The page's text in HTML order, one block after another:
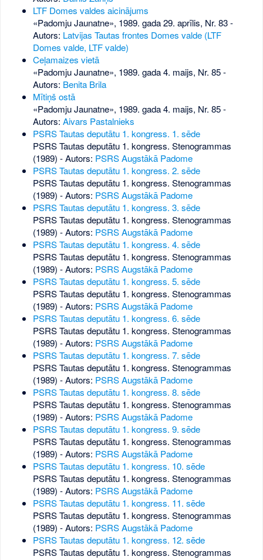
LTF Domes valdes aicinājums
«Padomju Jaunatne», 1989. gada 29. aprīlis, Nr. 83-
Autors: Latvijas Tautas frontes Domes valde (LTF
Domes valde, LTF valde)
Ceļamaizes vietā
«Padomju Jaunatne», 1989. gada 4. maijs, Nr. 85-
Autors: Benita Brila
Mītiņš ostā
«Padomju Jaunatne», 1989. gada 4. maijs, Nr. 85-
Autors: Aivars Pastalnieks
PSRS Tautas deputātu 1. kongress. 1. sēde
PSRS Tautas deputātu 1. kongress. Stenogrammas
(1989) - Autors: PSRS Augstākā Padome
PSRS Tautas deputātu 1. kongress. 2. sēde
PSRS Tautas deputātu 1. kongress. Stenogrammas
(1989) - Autors: PSRS Augstākā Padome
PSRS Tautas deputātu 1. kongress. 3. sēde
PSRS Tautas deputātu 1. kongress. Stenogrammas
(1989) - Autors: PSRS Augstākā Padome
PSRS Tautas deputātu 1. kongress. 4. sēde
PSRS Tautas deputātu 1. kongress. Stenogrammas
(1989) - Autors: PSRS Augstākā Padome
PSRS Tautas deputātu 1. kongress. 5. sēde
PSRS Tautas deputātu 1. kongress. Stenogrammas
(1989) - Autors: PSRS Augstākā Padome
PSRS Tautas deputātu 1. kongress. 6. sēde
PSRS Tautas deputātu 1. kongress. Stenogrammas
(1989) - Autors: PSRS Augstākā Padome
PSRS Tautas deputātu 1. kongress. 7. sēde
PSRS Tautas deputātu 1. kongress. Stenogrammas
(1989) - Autors: PSRS Augstākā Padome
PSRS Tautas deputātu 1. kongress. 8. sēde
PSRS Tautas deputātu 1. kongress. Stenogrammas
(1989) - Autors: PSRS Augstākā Padome
PSRS Tautas deputātu 1. kongress. 9. sēde
PSRS Tautas deputātu 1. kongress. Stenogrammas
(1989) - Autors: PSRS Augstākā Padome
PSRS Tautas deputātu 1. kongress. 10. sēde
PSRS Tautas deputātu 1. kongress. Stenogrammas
(1989) - Autors: PSRS Augstākā Padome
PSRS Tautas deputātu 1. kongress. 11. sēde
PSRS Tautas deputātu 1. kongress. Stenogrammas
(1989) - Autors: PSRS Augstākā Padome
PSRS Tautas deputātu 1. kongress. 12. sēde
PSRS Tautas deputātu 1. kongress. Stenogrammas